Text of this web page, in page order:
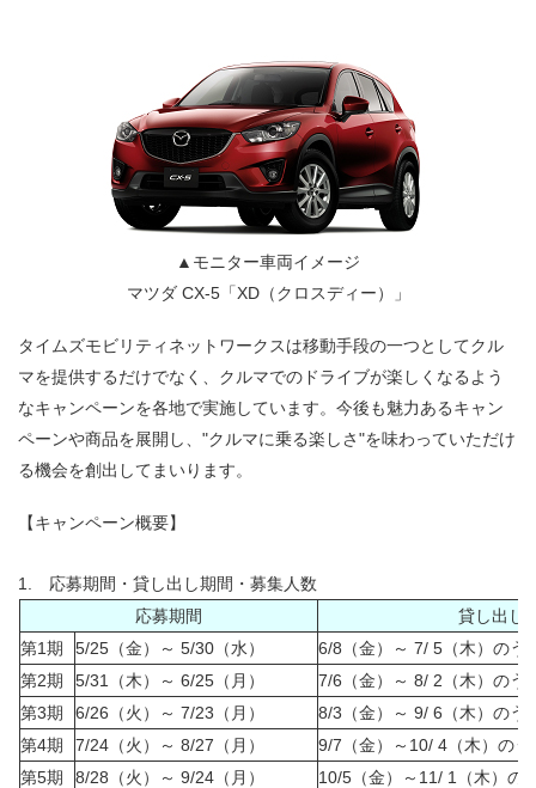
▲モニター車両イメージ
マツダ CX-5「XD（クロスディー）」
タイムズモビリティネットワークスは移動手段の一つとしてクル
マを提供するだけでなく、クルマでのドライブが楽しくなるよう
なキャンペーンを各地で実施しています。今後も魅力あるキャン
ペーンや商品を展開し、"クルマに乗る楽しさ"を味わっていただけ
る機会を創出してまいります。
【キャンペーン概要】
1. 応募期間・貸し出し期間・募集人数
応募期間
貸し出し
第1期
5/25（金）～ 5/30（水）
6/8（金）～ 7/ 5（木）のう
第2期
5/31（木）～ 6/25（月）
7/6（金）～ 8/ 2（木）のう
第3期
6/26（火）～ 7/23（月）
8/3（金）～ 9/ 6（木）のう
第4期
7/24（火）～ 8/27（月）
9/7（金）～10/ 4（木）のう
第5期
8/28（火）～ 9/24（月）
10/5（金）～11/ 1（木）の